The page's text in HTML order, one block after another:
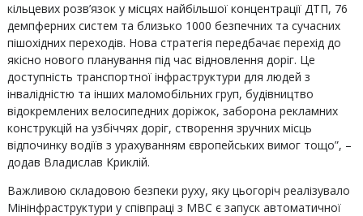
кільцевих розв’язок у місцях найбільшої концентрації ДТП, 76
демпферних систем та близько 1000 безпечних та сучасних
пішохідних переходів. Нова стратегія передбачає перехід до
якісно нового планування під час відновлення доріг. Це
доступність транспортної інфраструктури для людей з
інвалідністю та інших маломобільних груп, будівництво
відокремлених велосипедних доріжок, заборона рекламних
конструкцій на узбіччях доріг, створення зручних місць
відпочинку водіїв з урахуванням європейських вимог тощо”, –
додав Владислав Криклій.
Важливою складовою безпеки руху, яку цьогоріч реалізувало
Мінінфраструктури у співпраці з МВС є запуск автоматичної